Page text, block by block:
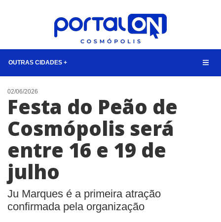
OUTRAS CIDADES +
NOTÍCIAS
LISTA DIGITAL
CONTATO
ANUNCIE
02/06/2026
Festa do Peão de
Cosmópolis será
entre 16 e 19 de
julho
Ju Marques é a primeira atração
confirmada pela organização